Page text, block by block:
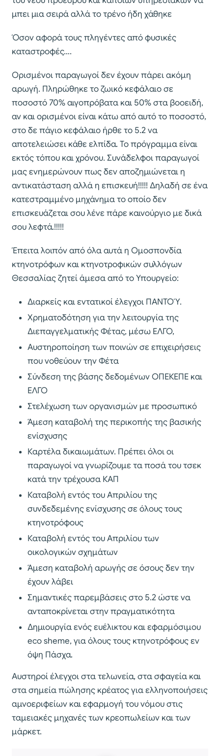
μπει μια σειρά αλλά το τρένο ήδη χάθηκε
Όσον αφορά τους πληγέντες από φυσικές
καταστροφές….
Ορισμένοι παραγωγοί δεν έχουν πάρει ακόμη
αρωγή. Πληρώθηκε το ζωικό κεφάλαιο σε
ποσοστό 70% αιγοπρόβατα και 50% στα βοοειδή,
αν και ορισμένοι είναι κάτω από αυτό το ποσοστό,
στο δε πάγιο κεφάλαιο ήρθε το 5.2 να
αποτελειώσει κάθε ελπίδα. Το πρόγραμμα είναι
εκτός τόπου και χρόνου. Συνάδελφοι παραγωγοί
μας ενημερώνουν πως δεν αποζημιώνεται η
αντικατάσταση αλλά η επισκευή!!!!! Δηλαδή σε ένα
κατεστραμμένο μηχάνημα το οποίο δεν
επισκευάζεται σου λένε πάρε καινούργιο με δικά
σου λεφτά.!!!!!
Έπειτα λοιπόν από όλα αυτά η Ομοσπονδία
κτηνοτρόφων και κτηνοτροφικών συλλόγων
Θεσσαλίας ζητεί άμεσα από το Υπουργείο:
Διαρκείς και εντατικοί έλεγχοι ΠΑΝΤΟΎ.
Χρηματοδότηση για την λειτουργία της
Διεπαγγελματικής Φέτας, μέσω ΕΛΓΟ,
Αυστηροποίηση των ποινών σε επιχειρήσεις
που νοθεύουν την Φέτα
Σύνδεση της βάσης δεδομένων ΟΠΕΚΕΠΕ και
ΕΛΓΟ
Στελέχωση των οργανισμών με προσωπικό
Άμεση καταβολή της περικοπής της βασικής
ενίσχυσης
Καρτέλα δικαιωμάτων. Πρέπει όλοι οι
παραγωγοί να γνωρίζουμε τα ποσά του τσεκ
κατά την τρέχουσα ΚΑΠ
Καταβολή εντός του Απριλίου της
συνδεδεμένης ενίσχυσης σε όλους τους
κτηνοτρόφους
Καταβολή εντός του Απριλίου των
οικολογικών σχημάτων
Άμεση καταβολή αρωγής σε όσους δεν την
έχουν λάβει
Σημαντικές παρεμβάσεις στο 5.2 ώστε να
ανταποκρίνεται στην πραγματικότητα
Δημιουργία ενός ευέλικτου και εφαρμόσιμου
eco sheme, για όλους τους κτηνοτρόφους εν
όψη Πάσχα.
Αυστηροί έλεγχοι στα τελωνεία, στα σφαγεία και
στα σημεία πώλησης κρέατος για ελληνοποιήσεις
αμνοεριφείων και εφαρμογή του νόμου στις
ταμειακές μηχανές των κρεοπωλείων και των
μάρκετ.